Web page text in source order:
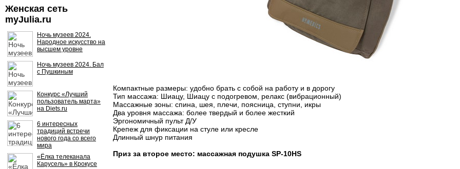
Женская сеть
myJulia.ru
Ночь музеев 2024.
Народное искусство на
высшем уровне
Ночь музеев 2024. Бал
с Пушкиным
Конкурс «Лучший
пользователь марта»
на Diets.ru
6 интересных
традиций встречи
нового года со всего
мира
«Ёлка телеканала
Карусель» в Крокусе
Компактные размеры: удобно брать с собой на работу и в дорогу
Тип массажа: Шиацу, Шиацу с подогревом, релакс (вибрационный)
Массажные зоны: спина, шея, плечи, поясница, ступни, икры
Два уровня массажа: более твердый и более жесткий
Эргономичный пульт Д/У
Крепеж для фиксации на стуле или кресле
Длинный шнур питания
Приз за второе место: массажная подушка SP-10HS